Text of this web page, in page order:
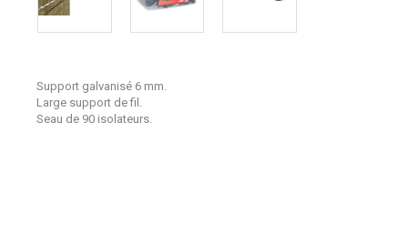
Support galvanisé 6 mm.
Large support de fil.
Seau de 90 isolateurs.